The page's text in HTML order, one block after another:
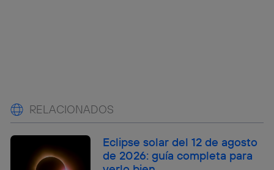
RELACIONADOS
Eclipse solar del 12 de agosto
de 2026: guía completa para